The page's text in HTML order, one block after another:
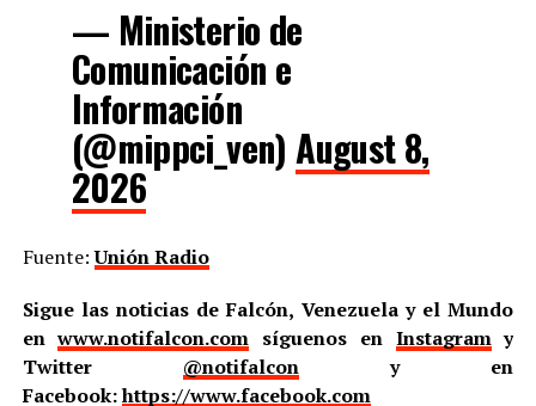
— Ministerio de
Comunicación e
Información
(@mippci_ven) August 8,
2026
Fuente:Unión Radio
Sigue las noticias de Falcón, Venezuela y el Mundo
enwww.notifalcon.com síguenos en Instagramy
Twitter @notifalcony en
Facebook:https://www.facebook.com